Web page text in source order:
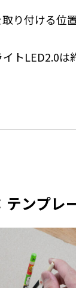
り付ける位
トLED2.0は
テンプレ